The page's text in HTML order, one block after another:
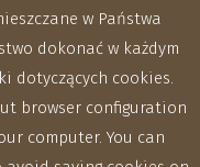
w Państwa
dokonać w każdym
dotyczących cookies.
browser configuration
computer. You can